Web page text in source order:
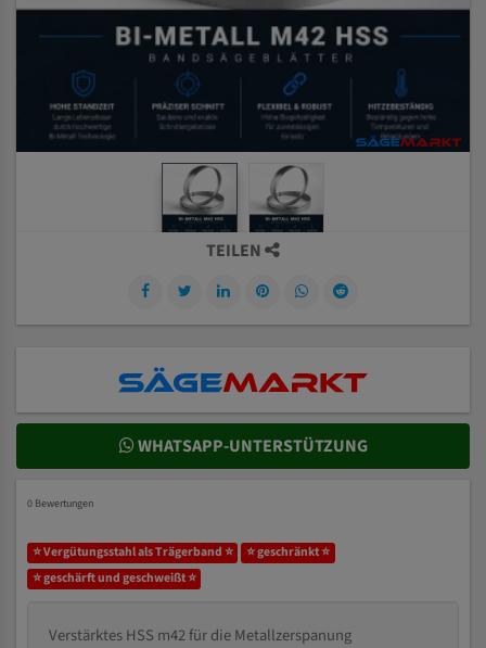
TEILEN
WHATSAPP-UNTERSTÜTZUNG
0 Bewertungen
⭐ Vergütungsstahl als Trägerband ⭐
⭐ geschränkt ⭐
⭐ geschärft und geschweißt ⭐
Verstärktes HSS m42 für die Metallzerspanung